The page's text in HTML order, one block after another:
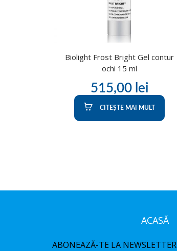
Biolight Frost Bright Gel contur
ochi 15 ml
515,00 lei
CITEȘTE MAI MULT
ACASĂ
ABONEAZĂ-TE LA NEWSLETTER